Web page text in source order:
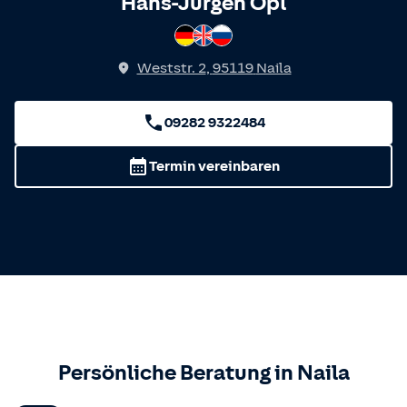
Deutsch
Englisch
Russisch
Weststr. 2, 95119 Naila
09282 9322484
Termin vereinbaren
Persönliche Beratung in Naila